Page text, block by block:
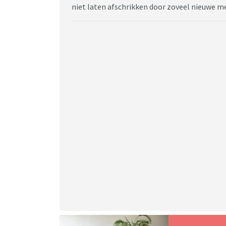
niet laten afschrikken door zoveel nieuwe